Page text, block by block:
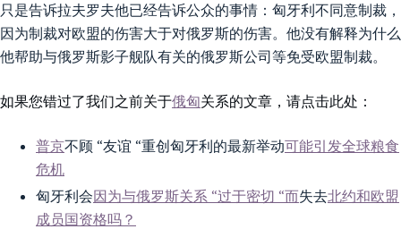
只是告诉拉夫罗夫他已经告诉公众的事情：匈牙利不同意制裁，
因为制裁对欧盟的伤害大于对俄罗斯的伤害。他没有解释为什么
他帮助与俄罗斯影子舰队有关的俄罗斯公司等免受欧盟制裁。
如果您错过了我们之前关于俄匈关系的文章，请点击此处：
普京不顾 “友谊 “重创匈牙利的最新举动可能引发全球粮食
危机
匈牙利会因为与俄罗斯关系 “过于密切 “而失去北约和欧盟
成员国资格吗？